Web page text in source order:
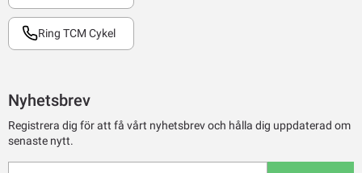
Ring TCM Cykel
Nyhetsbrev
Registrera dig för att få vårt nyhetsbrev och hålla dig uppdaterad om
senaste nytt.